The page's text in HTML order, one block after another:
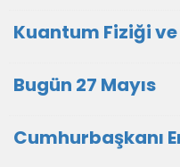
Kuantum Fiziği
Bugün 27 Mayıs
Cumhurbaşkanı